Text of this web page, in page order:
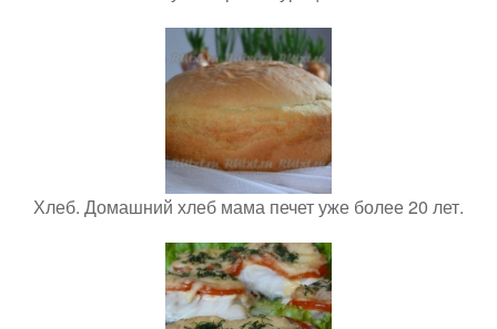
Хлеб. Домашний хлеб мама печет уже более 20 лет.